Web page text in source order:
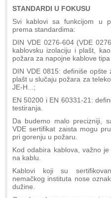
STANDARDI U FOKUSU
Svi kablovi sa funkcijom u
prema standardima:
DIN VDE 0276-604 (VDE
kablovsku izolaciju i plašt,
požara za napojne kablove
DIN VDE 0815: definiše
plašt u slučaju požara za
JE-H...;
EN 50200 i EN 60331-21:
testiranja.
Da budemo malo precizniji,
VDE sertifikat zaista mogu
pri gorenju u požaru.
Kod odabira kablova, važno
na kablu.
Kablovi koji su
nemačkog instituta nose
dužine.